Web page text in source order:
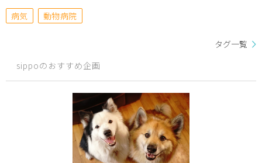
病気
動物病院
タグ一覧
sippoのおすすめ企画